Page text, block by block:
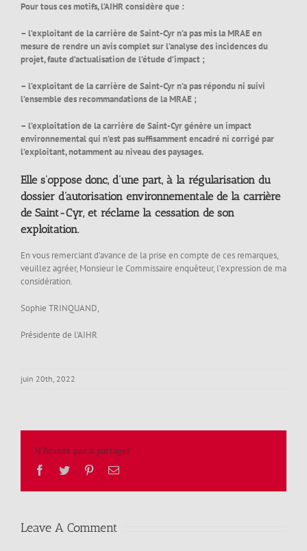
Pour tous ces motifs, l’AIHR considère que :
– l’exploitant de la carrière de Saint-Cyr n’a pas mis la MRAE en
mesure de rendre un avis complet sur l’analyse des incidences du
projet, faute d’actualisation de l’étude d’impact ;
– l’exploitant de la carrière de Saint-Cyr n’a pas répondu ni suivi
l’ensemble des recommandations de la MRAE ;
– l’exploitation de la carrière de Saint-Cyr génère un impact
environnemental qui n’est pas suffisamment encadré ni corrigé par
l’exploitant, notamment au niveau des paysages.
Elle s’oppose donc, d’une part, à la régularisation du
dossier d’autorisation environnementale de la carrière
de Saint-Cyr, et réclame la cessation de son
exploitation.
En vous remerciant d’avance de la prise en compte de ces remarques,
veuillez agréer, Monsieur le Commissaire enquêteur, l’expression de ma
considération.
Sophie TRINQUAND,
Présidente de l’AIHR
juin 20th, 2022
N'hésitez pas à partager
Facebook
Twitter PinterestEmail
Leave A Comment